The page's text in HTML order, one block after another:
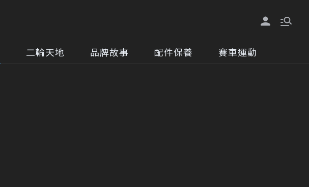
二輪天地 品牌故事 配件保養 賽車運動